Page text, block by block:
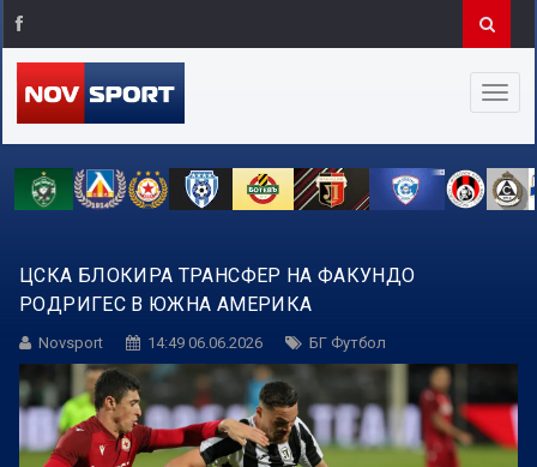
ЦСКА БЛОКИРА ТРАНСФЕР НА ФАКУНДО
РОДРИГЕС В ЮЖНА АМЕРИКА
Novsport 14:49 06.06.2026 БГ Футбол